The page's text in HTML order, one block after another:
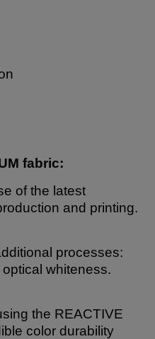
fabric:
of the latest
and printing.
processes:
whiteness.
the REACTIVE
color durability